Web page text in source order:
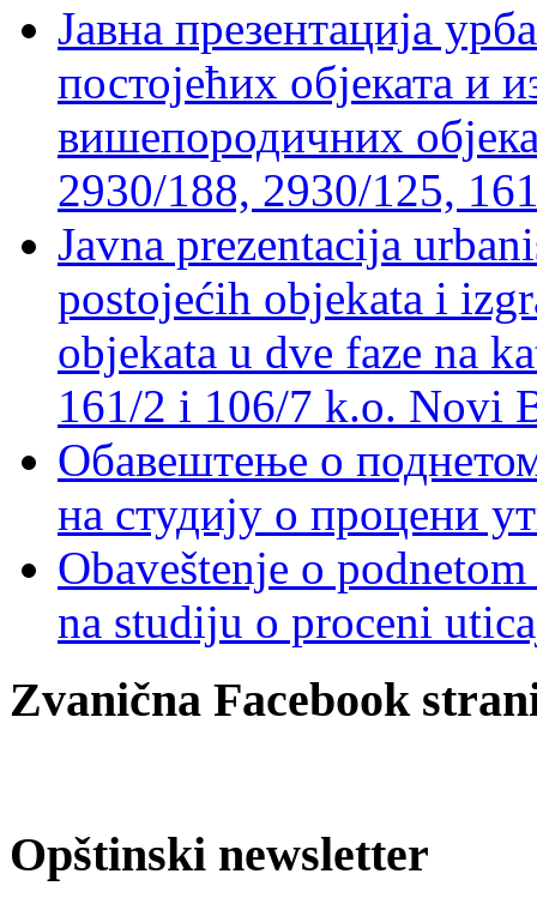
Јавна презентација
постојећих објеката и
вишепородичних
2930/188, 2930/125,
Javna prezentacija
postojećih objekata i
objekata u dve faze na
161/2 i 106/7 k.o. Novi
Обавештење о поднетом
на студију о процени
Obaveštenje o
na studiju o proceni
Zvanična Facebook
Opštinski newsletter